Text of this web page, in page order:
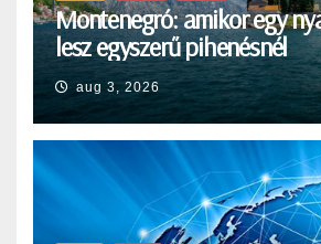
Montenegró: amikor egy
lesz egyszerű pihenésnél
aug 3, 2026